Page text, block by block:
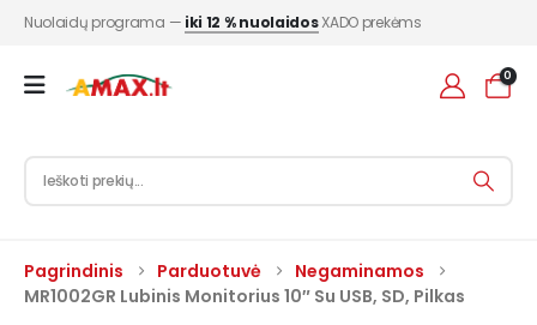
Nuolaidų programa — iki 12 % nuolaidosXADO prekėms
0
Pagrindinis Parduotuvė
Negaminamos
MR1002GR Lubinis Monitorius 10″ Su USB, SD, Pilkas